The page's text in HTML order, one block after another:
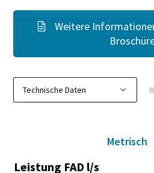
Weitere
Metrisch
Leistung FAD l/s